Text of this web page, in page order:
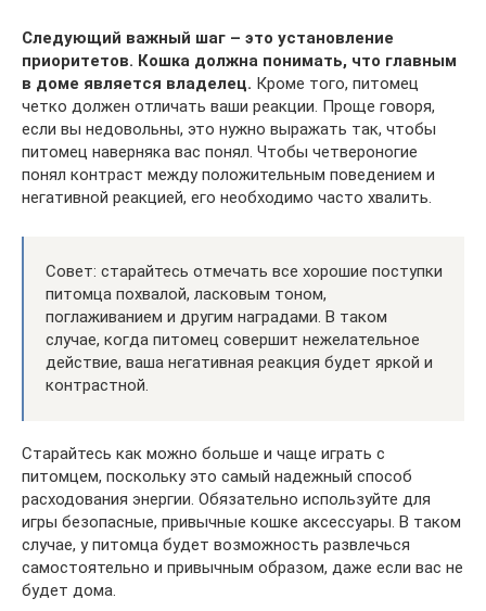
Следующий важный шаг – это установление
приоритетов. Кошка должна понимать, что главным
в доме является владелец. Кроме того, питомец
четко должен отличать ваши реакции. Проще говоря,
если вы недовольны, это нужно выражать так, чтобы
питомец наверняка вас понял. Чтобы четвероногие
понял контраст между положительным поведением и
негативной реакцией, его необходимо часто хвалить.
Совет: старайтесь отмечать все хорошие поступки
питомца похвалой, ласковым тоном,
поглаживанием и другим наградами. В таком
случае, когда питомец совершит нежелательное
действие, ваша негативная реакция будет яркой и
контрастной.
Старайтесь как можно больше и чаще играть с
питомцем, поскольку это самый надежный способ
расходования энергии. Обязательно используйте для
игры безопасные, привычные кошке аксессуары. В таком
случае, у питомца будет возможность развлечься
самостоятельно и привычным образом, даже если вас не
будет дома.